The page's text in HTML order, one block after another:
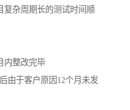
复杂周期长的测试时间顺
内整改完毕
后由于客户原因12个月未发